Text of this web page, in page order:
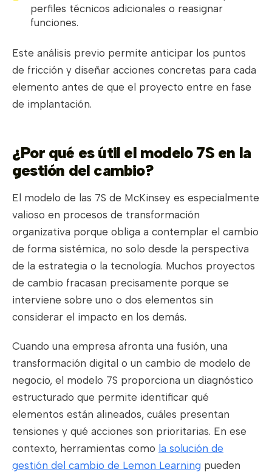
perfiles técnicos adicionales o reasignar
funciones.
Este análisis previo permite anticipar los puntos
de fricción y diseñar acciones concretas para cada
elemento antes de que el proyecto entre en fase
de implantación.
¿Por qué es útil el modelo 7S en la
gestión del cambio?
El modelo de las 7S de McKinsey es especialmente
valioso en procesos de transformación
organizativa porque obliga a contemplar el cambio
de forma sistémica, no solo desde la perspectiva
de la estrategia o la tecnología. Muchos proyectos
de cambio fracasan precisamente porque se
interviene sobre uno o dos elementos sin
considerar el impacto en los demás.
Cuando una empresa afronta una fusión, una
transformación digital o un cambio de modelo de
negocio, el modelo 7S proporciona un diagnóstico
estructurado que permite identificar qué
elementos están alineados, cuáles presentan
tensiones y qué acciones son prioritarias. En ese
contexto, herramientas como la solución de
gestión del cambio de Lemon Learning pueden